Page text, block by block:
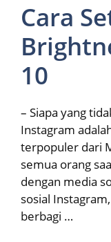
Cara
10
– Siapa yang
Instagram
terpopuler dari
semua orang
dengan media
sosial
berbagi …